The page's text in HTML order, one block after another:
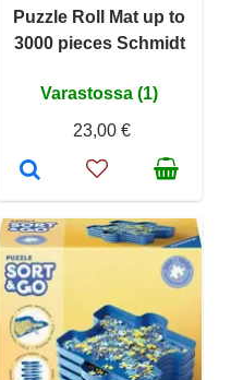
Puzzle Roll Mat up to
3000 pieces Schmidt
Varastossa (1)
23,00 €